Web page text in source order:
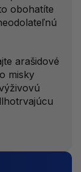
obohatíte
arašidové
misky